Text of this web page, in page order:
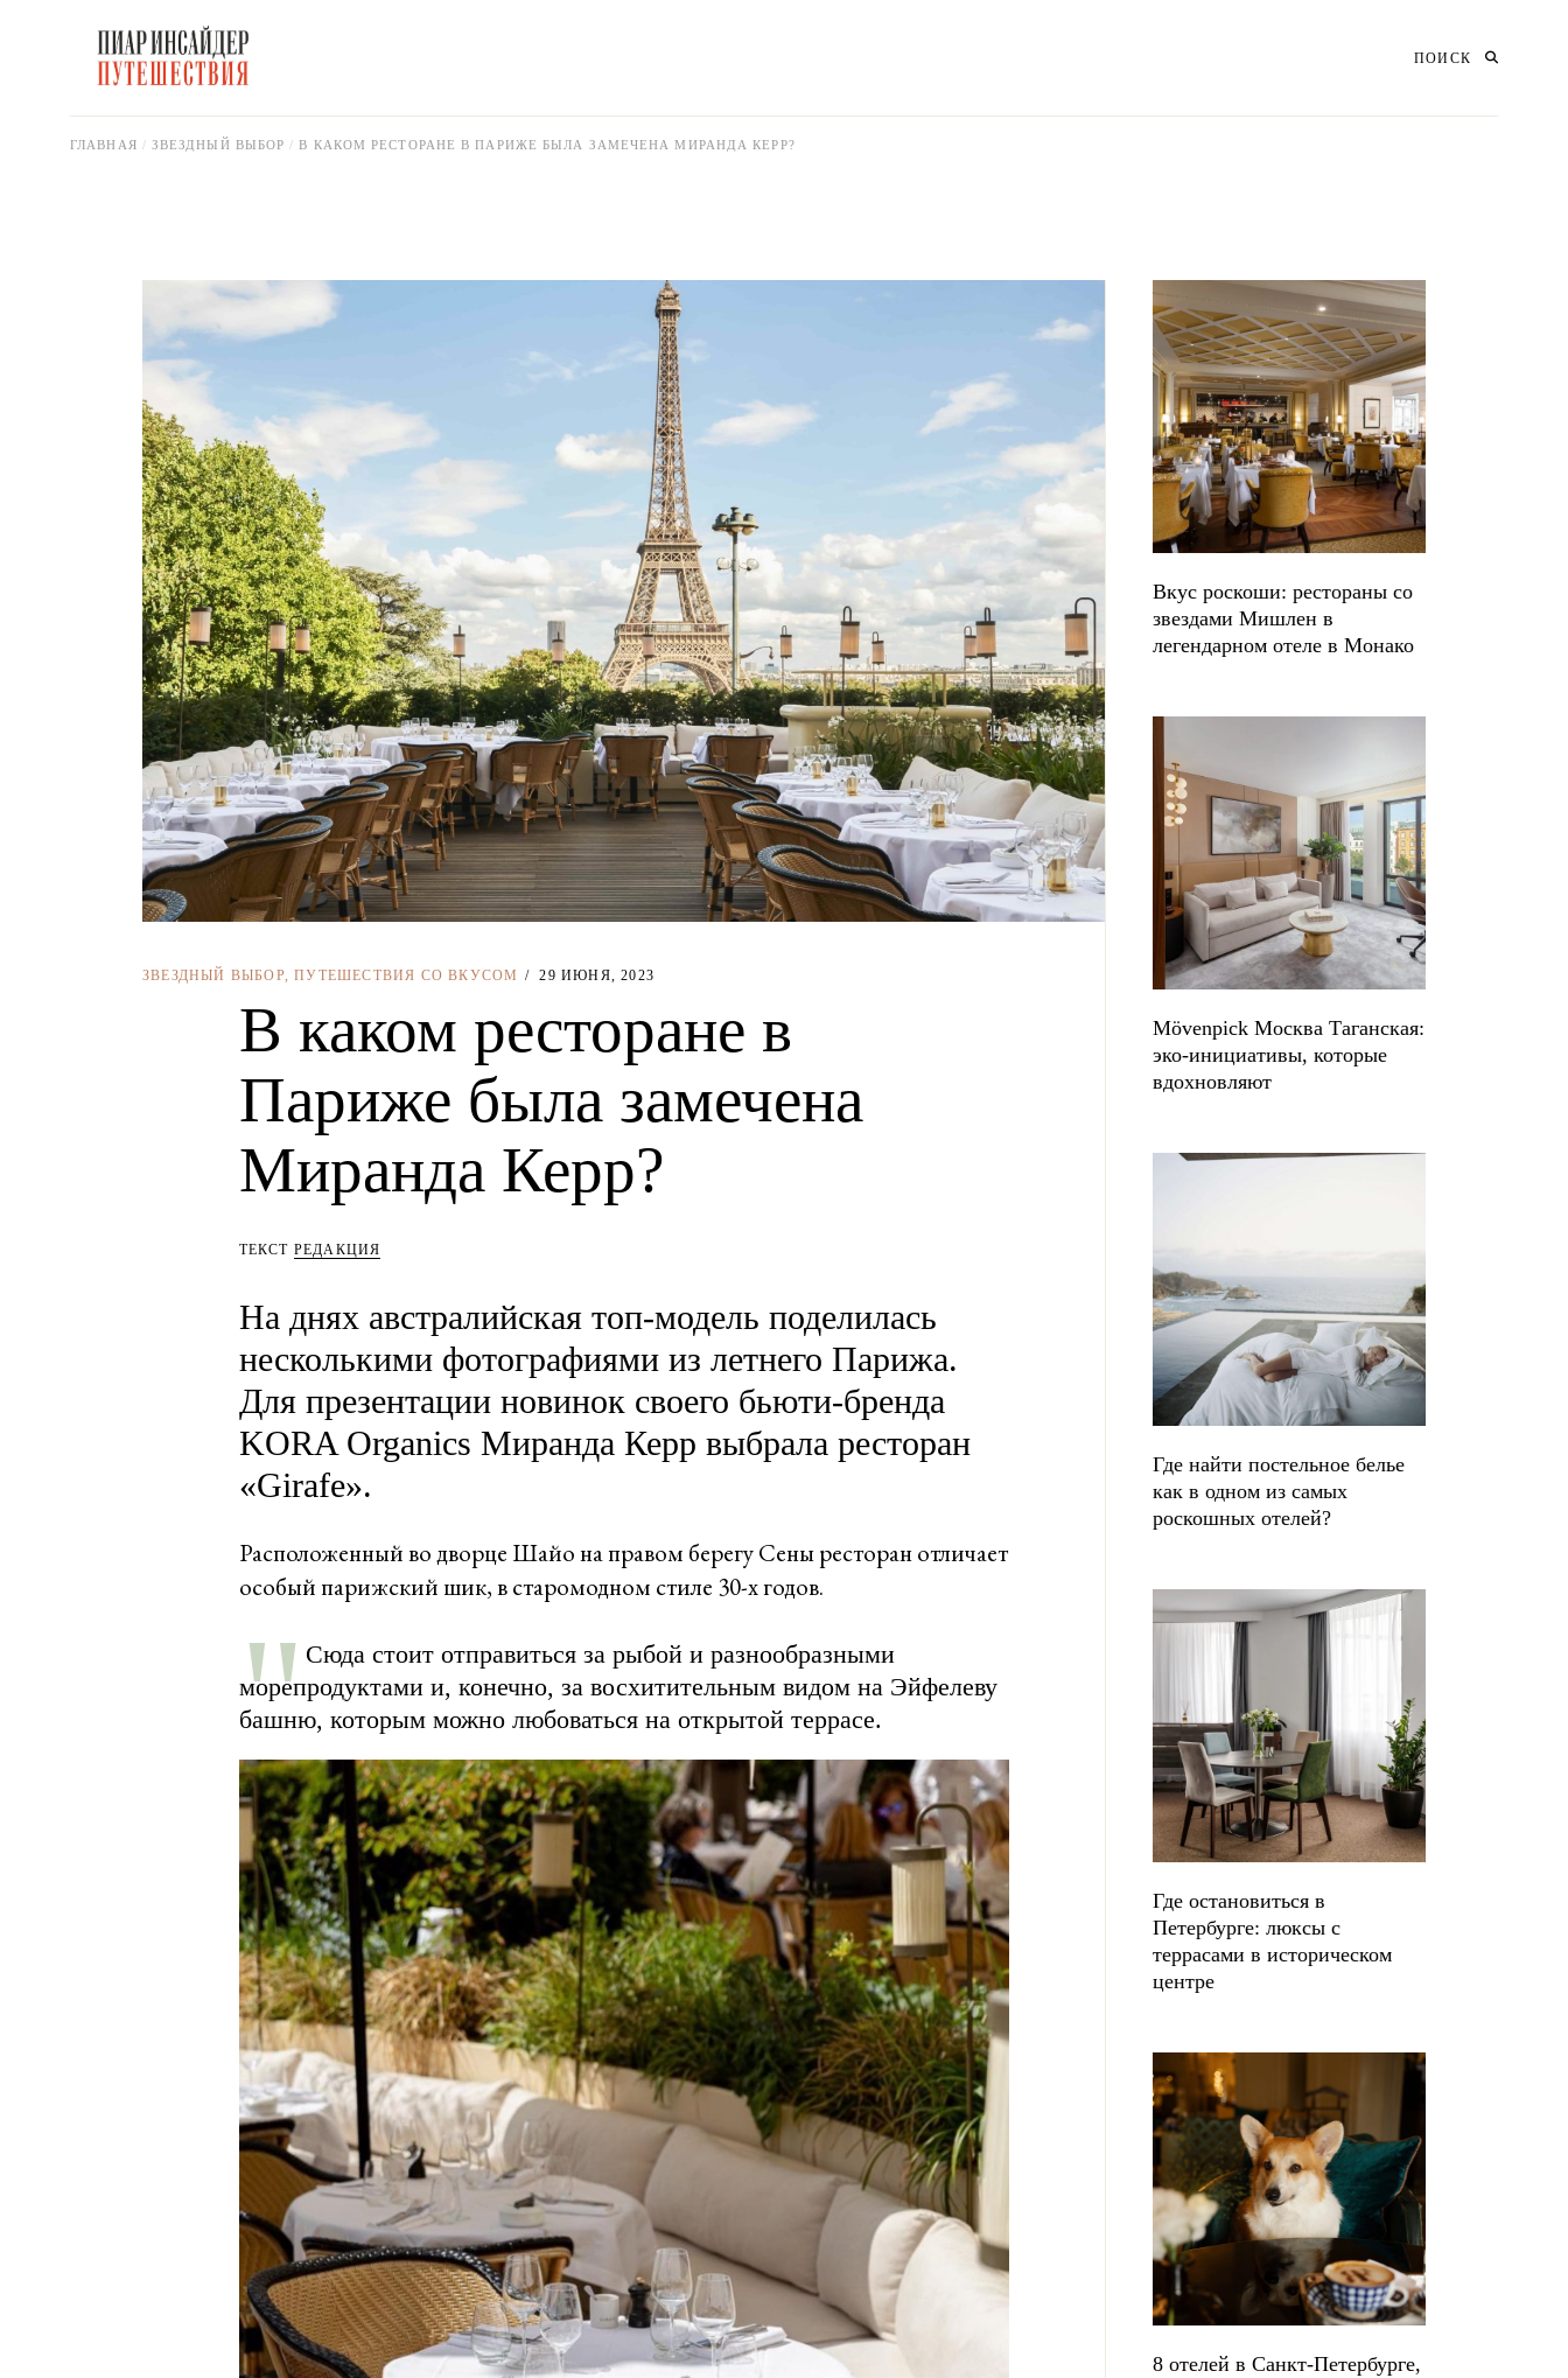
ПОИСК
ГЛАВНАЯ ЗВЕЗДНЫЙ ВЫБОР В КАКОМ РЕСТОРАНЕ В ПАРИЖЕ БЫЛА ЗАМЕЧЕНА МИРАНДА КЕРР?
ЗВЕЗДНЫЙ ВЫБОР,ПУТЕШЕСТВИЯ СО ВКУСОМ 29 ИЮНЯ, 2023
В каком ресторане в
Париже была замечена
Миранда Керр?
ТЕКСТ РЕДАКЦИЯ
На днях австралийская топ-модель поделилась
несколькими фотографиями из летнего Парижа.
Для презентации новинок своего бьюти-бренда
KORA Organics Миранда Керр выбрала ресторан
«Girafe».
Расположенный во дворце Шайо на правом берегу Сены ресторан отличает
особый парижский шик, в старомодном стиле 30-х годов.
Сюда стоит отправиться за рыбой и разнообразными
морепродуктами и, конечно, за восхитительным видом на Эйфелеву
башню, которым можно любоваться на открытой террасе.
Вкус роскоши: рестораны со
звездами Мишлен в
легендарном отеле в Монако
Mövenpick Москва Таганская:
эко-инициативы, которые
вдохновляют
Где найти постельное белье
как в одном из самых
роскошных отелей?
Где остановиться в
Петербурге: люксы с
террасами в историческом
центре
8 отелей в Санкт-Петербурге,